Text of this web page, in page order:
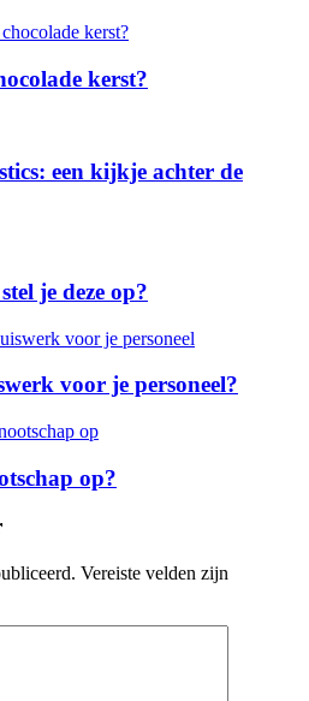
kerst?
een kijkje achter de
je deze op?
voor je personeel?
op?
Vereiste velden zijn